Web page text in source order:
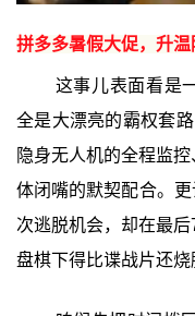
拼多多暑假大促，升
这事儿表面看是
全是大漂亮的霸权套
隐身无人机的全程监
体闭嘴的默契配合。
次逃脱机会，却在最
盘棋下得比谍战片还烧